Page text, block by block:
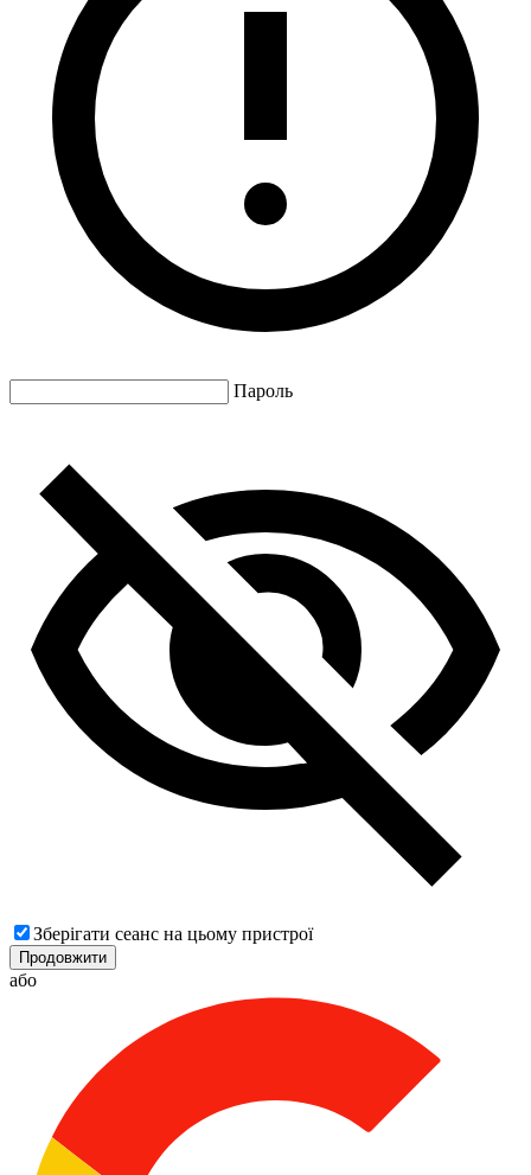
Пароль
Зберігати сеанс на цьому пристрої
Продовжити
або